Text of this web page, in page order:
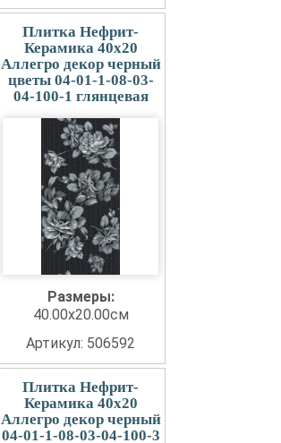
Плитка Нефрит-
Керамика 40x20
Аллегро декор черный
цветы 04-01-1-08-03-
04-100-1 глянцевая
Размеры:
40.00x20.00см
Артикул: 506592
Плитка Нефрит-
Керамика 40x20
Аллегро декор черный
04-01-1-08-03-04-100-3